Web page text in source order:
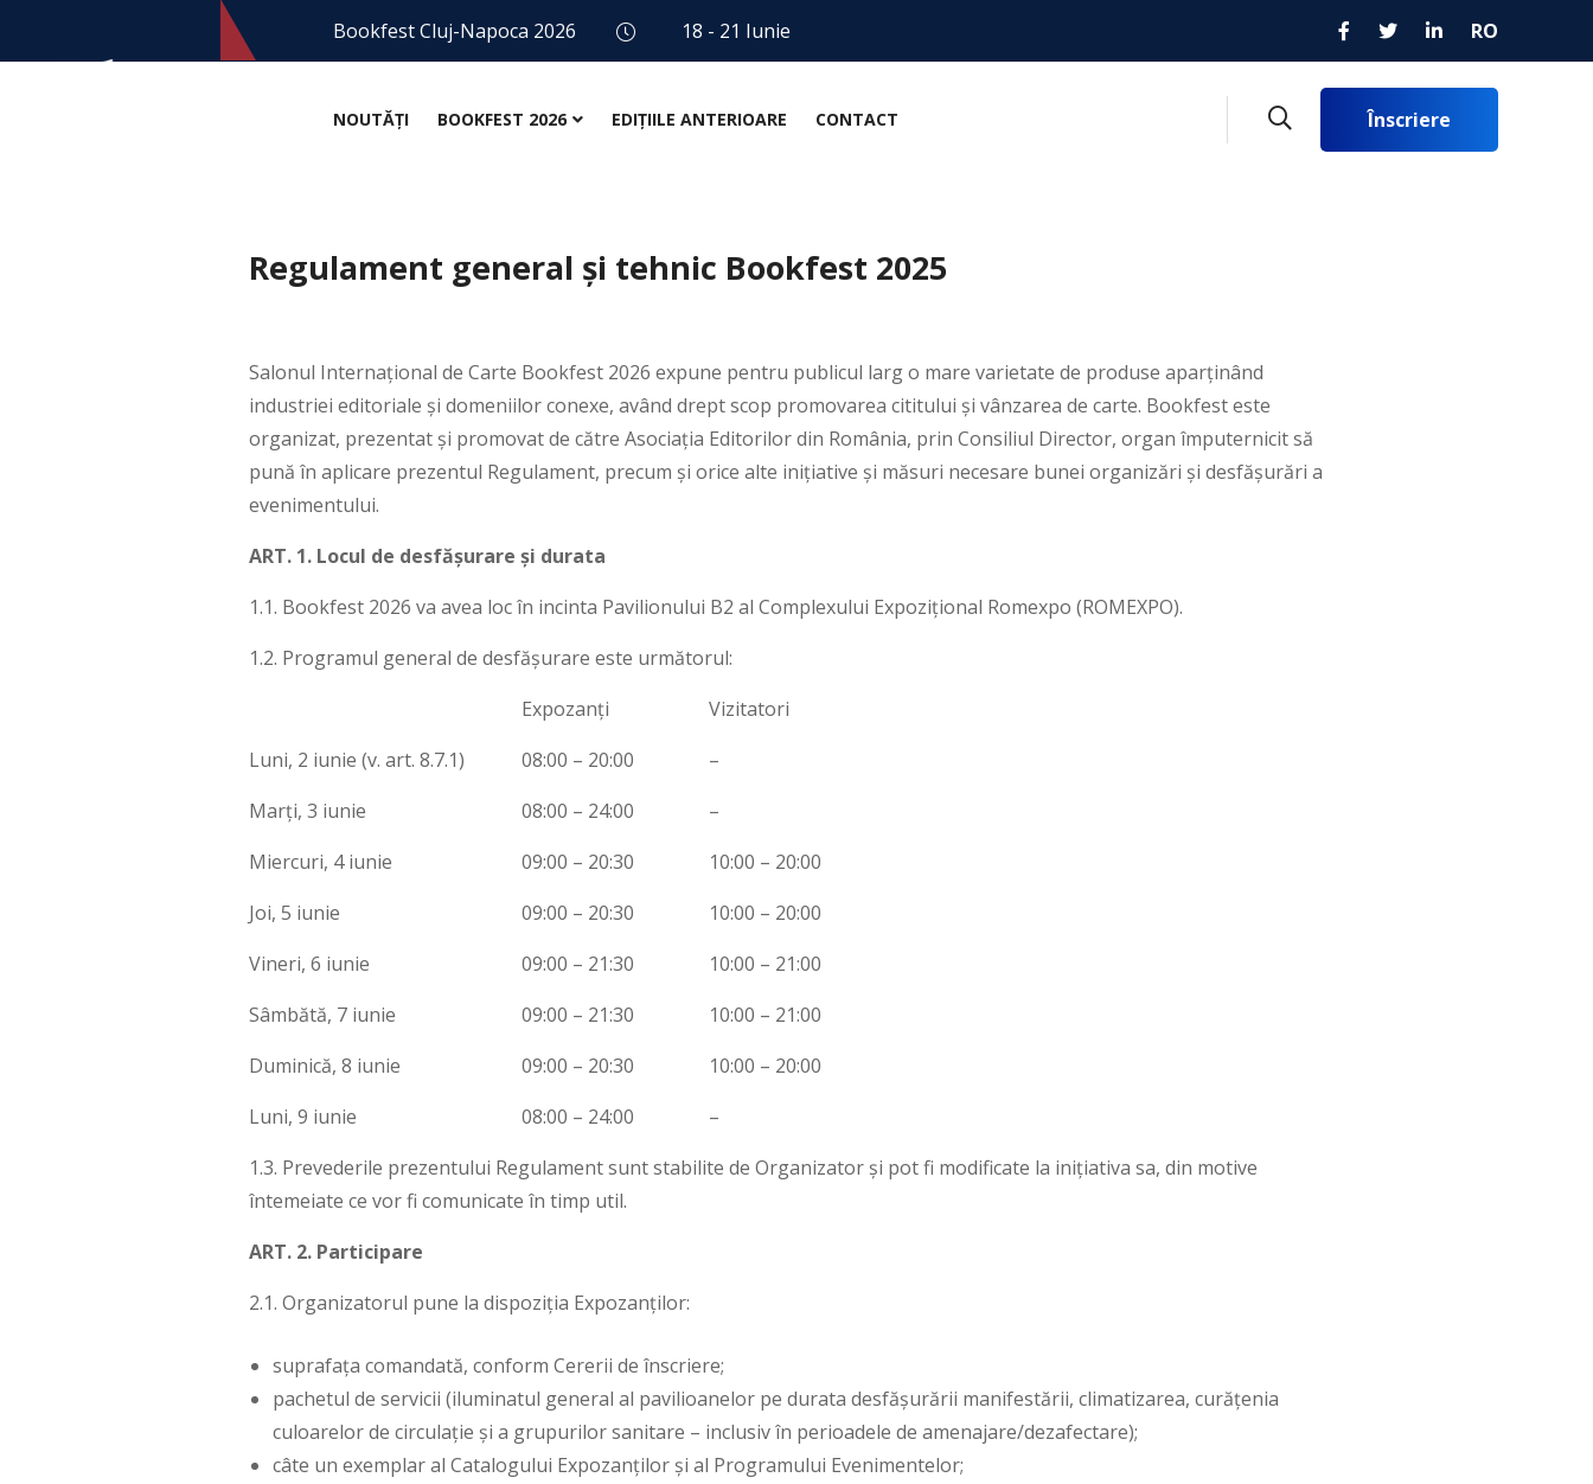
Bookfest Cluj-Napoca 2026 18 - 21 Iunie RO
NOUTĂȚI BOOKFEST 2026 EDIȚIILE ANTERIOARE CONTACT Înscriere
Regulament general și tehnic Bookfest 2025
Salonul Internațional de Carte Bookfest 2026 expune pentru publicul larg o mare varietate de produse aparținând
industriei editoriale și domeniilor conexe, având drept scop promovarea cititului și vânzarea de carte. Bookfest este
organizat, prezentat și promovat de către Asociația Editorilor din România, prin Consiliul Director, organ împuternicit să
pună în aplicare prezentul Regulament, precum și orice alte inițiative și măsuri necesare bunei organizări și desfășurări a
evenimentului.
ART. 1. Locul de desfășurare și durata
1.1. Bookfest 2026 va avea loc în incinta Pavilionului B2 al Complexului Expozițional Romexpo (ROMEXPO).
1.2. Programul general de desfășurare este următorul:
Expozanți
Vizitatori
Luni, 2 iunie (v. art. 8.7.1)
08:00 – 20:00
–
Marți, 3 iunie
08:00 – 24:00
–
Miercuri, 4 iunie
09:00 – 20:30
10:00 – 20:00
Joi, 5 iunie
09:00 – 20:30
10:00 – 20:00
Vineri, 6 iunie
09:00 – 21:30
10:00 – 21:00
Sâmbătă, 7 iunie
09:00 – 21:30
10:00 – 21:00
Duminică, 8 iunie
09:00 – 20:30
10:00 – 20:00
Luni, 9 iunie
08:00 – 24:00
–
1.3. Prevederile prezentului Regulament sunt stabilite de Organizator și pot fi modificate la inițiativa sa, din motive
întemeiate ce vor fi comunicate în timp util.
ART. 2. Participare
2.1. Organizatorul pune la dispoziția Expozanților:
suprafața comandată, conform Cererii de înscriere;
pachetul de servicii (iluminatul general al pavilioanelor pe durata desfășurării manifestării, climatizarea, curățenia
culoarelor de circulație și a grupurilor sanitare – inclusiv în perioadele de amenajare/dezafectare);
câte un exemplar al Catalogului Expozanților și al Programului Evenimentelor;